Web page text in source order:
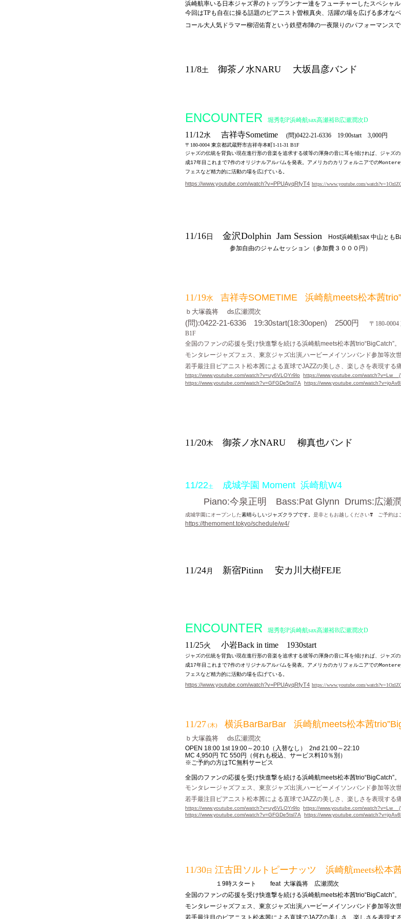
浜崎航率いる日本ジャズ界のトップランナー達をフューチャーしたスペシャル
今回はTPも自在に操る話題のピアニスト曽根真央、活躍の場を広げる多才な
コール大人気ドラマー柳沼佑育という鉄壁布陣の一夜限りのパフォーマンス
11/8土 御茶ノ水NARU 大坂昌彦バンド
ENCOUNTER 堀秀彰P浜崎航sax高瀬裕B広瀬潤次D
11/12水 吉祥寺Sometime (問)0422-21-6336 19:00start 3,000円
〒180-0004 東京都武蔵野市吉祥寺本町1-11-31 B1F
ジャズの伝統を背負い現在進行形の音楽を追求する彼等の渾身の音に耳を傾ければ、ジャズの
成17年目これまで7作のオリジナルアルバムを発表。アメリカのカリフォルニアでの
フェスなど精力的に活動の場を広げている。
https://www.youtube.com/watch?v=PPUAyqRfyT4 https://www.youtube.com/
11/16 日 金沢Dolphin Jam Session
Host浜崎航sax 中山と
参加自由のジャムセッション（参加費３０００円）
11/19水 吉祥寺SOMETIME 浜崎航meets松本茜
ｂ大塚義将 ds広瀬潤次
(問):0422-21-6336 19:30start(18:30open) 2500円 〒 180-
B1F
全国のファンの応援を受け快進撃を続ける浜崎航meets松本茜trio“BigCatch”。
モンタレージャズフェス、東京ジャズ出演,ハービーメイソンバンド参加等次
若手最注目ピアニスト松本茜による直球でJAZZの美しさ、楽しさを表現する
https://www.youtube.com/watch?v=uy6VLOYr9lo
https://www.youtube.com/
https://www.youtube.com/watch?v=GFGDe5tsl7A
https://www.youtube.com/
11/20木 御茶ノ水NARU 柳真也バンド
11/22土 成城学園 Moment 浜崎航W4
Piano:今泉正明 Bass:Pat Glynn Drums:広瀬
成城学園にオープンした素晴らしいジャズクラブです。 是非ともお越しください❣ ご予約は
https://themoment.tokyo/schedule/w4/
11/24月 新宿Pitinn 安カ川大樹FEJE
ENCOUNTER 堀秀彰P浜崎航sax高瀬裕B広瀬潤次D
11/25火 小岩Back in time 1930start
ジャズの伝統を背負い現在進行形の音楽を追求する彼等の渾身の音に耳を傾ければ、ジャズの
成17年目これまで7作のオリジナルアルバムを発表。アメリカのカリフォルニアでの
フェスなど精力的に活動の場を広げている。
https://www.youtube.com/watch?v=PPUAyqRfyT4 https://www.youtube.com/
11/27 (木) 横浜BarBarBar 浜崎航meets松本茜
ｂ大塚義将 ds広瀬潤次
OPEN 18:00 1st 19:00～20:10（入替なし） 2nd 21:00～22:10
MC 4,950円 TC 550円（何れも税込、サービス料10％別）
※ご予約の方はTC無料サービス
全国のファンの応援を受け快進撃を続ける浜崎航meets松本茜trio“BigCatch”。
モンタレージャズフェス、東京ジャズ出演,ハービーメイソンバンド参加等次
若手最注目ピアニスト松本茜による直球でJAZZの美しさ、楽しさを表現する
https://www.youtube.com/watch?v=uy6VLOYr9lo
https://www.youtube.com/
https://www.youtube.com/watch?v=GFGDe5tsl7A
https://www.youtube.com/
11/30日 江古田ソルトピーナッツ 浜崎航meets松本茜
１9時スタート feat 大塚義将 広瀬潤次
全国のファンの応援を受け快進撃を続ける浜崎航meets松本茜trio“BigCatch”。
モンタレージャズフェス、東京ジャズ出演,ハービーメイソンバンド参加等次
若手最注目のピアニスト松本茜による直球でJAZZの美しさ、楽しさを表現す